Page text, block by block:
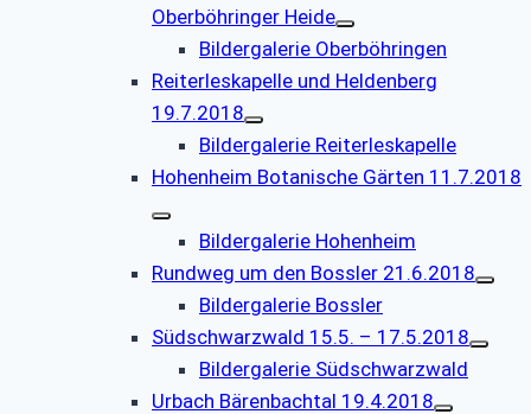
Oberböhringer Heide
Bildergalerie Oberböhringen
Reiterleskapelle und Heldenberg
19.7.2018
Bildergalerie Reiterleskapelle
Hohenheim Botanische Gärten 11.7.2018
Bildergalerie Hohenheim
Rundweg um den Bossler 21.6.2018
Bildergalerie Bossler
Südschwarzwald 15.5. – 17.5.2018
Bildergalerie Südschwarzwald
Urbach Bärenbachtal 19.4.2018